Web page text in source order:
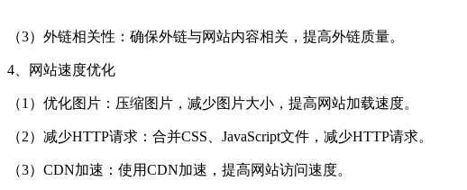
（3）外链相关性：确保外链与网站内容相关，提高外链质量。
4、网站速度优化
（1）优化图片：压缩图片，减少图片大小，提高网站加载速度。
（2）减少HTTP请求：合并CSS、JavaScript文件，减少HTTP请求。
（3）CDN加速：使用CDN加速，提高网站访问速度。